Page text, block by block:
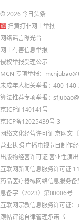
©2026今日头条
扫黄打非网上举报
网络谣言曝光台
网上有害信息举报
侵权举报受理公示
MCN 专项举报：
未成年人相关举报：400-
算法推荐专项举报：
京ICP证140141号
京ICP备12025439号-3
网络文化经营许可证 京网文
营业执照 广播电视节目制作
出版物经营许可证 营业性演
互联网新闻信息服务许可证
药品医疗器械网络信息服务备
息备字（2023）第00006号
互联网宗教信息服务许可证
跟帖评论自律管理承诺书